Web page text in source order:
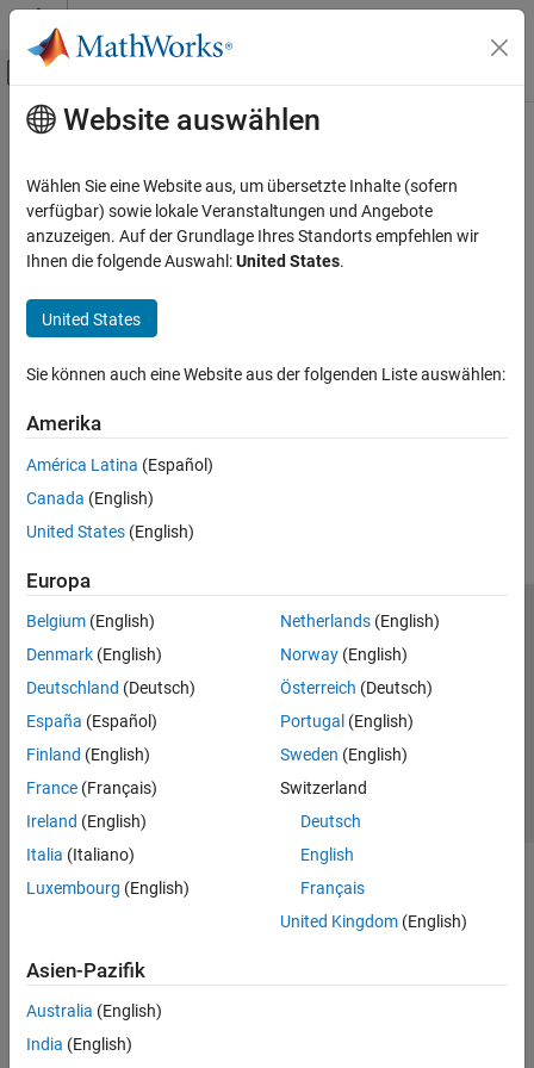
Weiter zum Inhalt
Umschaltung für Off-Canvas-
Startseite der Dokumentation
Hauptinhalt
How useful was this information?
Website auswählen
Wählen Sie eine Website aus, um übersetzte Inhalte (sofern
verfügbar) sowie lokale Veranstaltungen und Angebote
anzuzeigen. Auf der Grundlage Ihres Standorts empfehlen wir
Ihnen die folgende Auswahl:United States.
United States
Sie können auch eine Website aus der folgenden Liste auswählen:
Amerika
América Latina (Español)
Canada (English)
United States (English)
Europa
Belgium (English)
Denmark (English)
Deutschland (Deutsch)
España (Español)
Finland (English)
France (Français)
Ireland (English)
Italia (Italiano)
Luxembourg (English)
Netherlands(English)
Norway(English)
Österreich (Deutsch)
Portugal (English)
Sweden (English)
Switzerland
Deutsch
English
Français
United Kingdom(English)
Asien-Pazifik
Australia (English)
India (English)
Trust Center
Datenschutz-Richtlinien
Datendiebstahl verhindern
Status von Anwendungen
© 1994-2026 The MathWorks, Inc.
Website auswählen
Deutschland